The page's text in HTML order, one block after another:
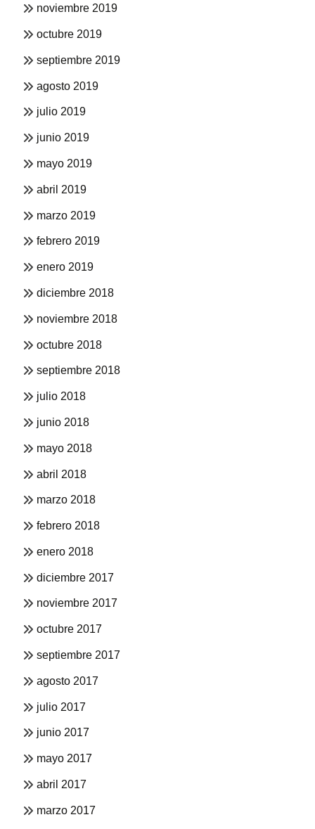
noviembre 2019
octubre 2019
septiembre 2019
agosto 2019
julio 2019
junio 2019
mayo 2019
abril 2019
marzo 2019
febrero 2019
enero 2019
diciembre 2018
noviembre 2018
octubre 2018
septiembre 2018
julio 2018
junio 2018
mayo 2018
abril 2018
marzo 2018
febrero 2018
enero 2018
diciembre 2017
noviembre 2017
octubre 2017
septiembre 2017
agosto 2017
julio 2017
junio 2017
mayo 2017
abril 2017
marzo 2017